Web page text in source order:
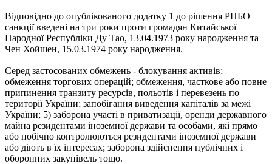
Відповідно до опублікованого додатку 1 до рішення РНБО
санкції введені на три роки проти громадян Китайської
Народної Республіки Ду Тао, 13.04.1973 року народження та
Чен Хойшен, 15.03.1974 року народження.
Серед застосованих обмежень - блокування активів;
обмеження торгових операцій; обмеження, часткове або повне
припинення транзиту ресурсів, польотів і перевезень по
території України; запобігання виведення капіталів за межі
України; 5) заборона участі в приватизації, оренди державного
майна резидентами іноземної держави та особами, які прямо
або побічно контролюються резидентами іноземної держави
або діють в їх інтересах; заборона здійснення публічних і
оборонних закупівель тощо.